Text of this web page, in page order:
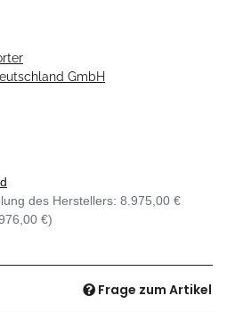
GmbH
des Herstellers: 8.975,00 €
€)
Frage zum Artikel